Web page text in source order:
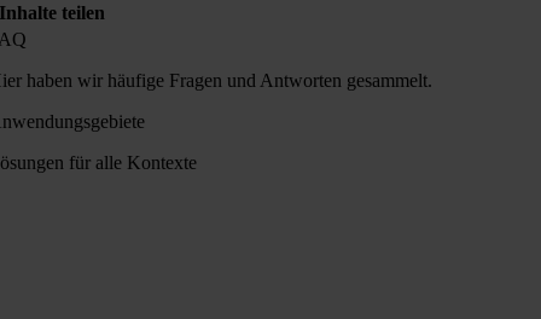
Inhalte teilen
haben wir häufige Fragen und Antworten gesammelt.
für alle Kontexte